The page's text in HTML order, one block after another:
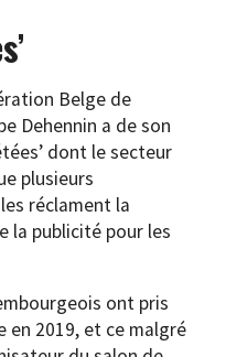
Belge de
Dehennin a de son
dont le secteur
plusieurs
réclament la
la publicité pour les
ont pris
en 2019, et ce malgré